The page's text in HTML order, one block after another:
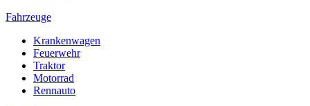
Fahrzeuge
Krankenwagen
Feuerwehr
Traktor
Motorrad
Rennauto